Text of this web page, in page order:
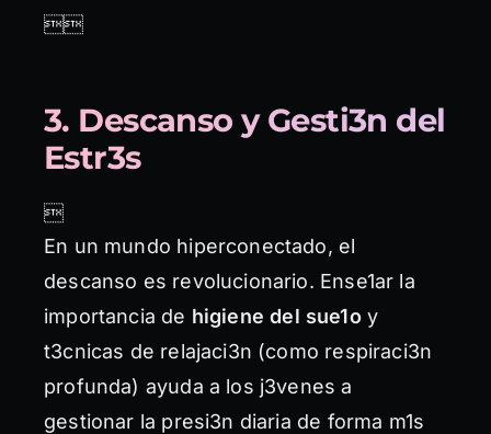

3. Descanso y Gesti3n del
Estr3s

En un mundo hiperconectado, el
descanso es revolucionario. Ense1ar la
importancia de higiene del sue1oy
t3cnicas de relajaci3n (como respiraci3n
profunda) ayuda a los j3venes a
gestionar la presi3n diaria de forma m1s